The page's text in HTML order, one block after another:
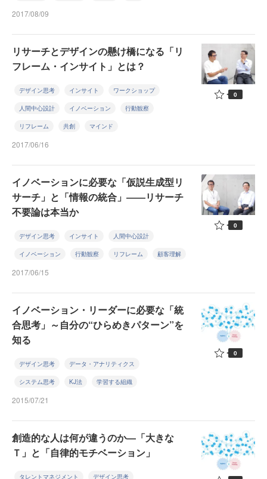
2017/08/09
リサーチとデザインの懸け橋になる「リ
フレーム・インサイト」とは？
デザイン思考 インサイト ワークショップ
人間中心設計 イノベーション 行動観察
リフレーム 共創 マインド
2017/06/16
0
イノベーションに必要な「仮説生成型リ
サーチ」と「情報の統合」――リサーチ
不要論は本当か
デザイン思考 インサイト 人間中心設計
イノベーション 行動観察 リフレーム 顧客理解
2017/06/15
0
イノベーション・リーダーに必要な「統
合思考」～自分の“ひらめきパターン”を
知る
デザイン思考 データ・アナリティクス
システム思考 KJ法 学習する組織
2015/07/21
0
創造的な人は何が違うのか―「大きな
Ｔ」と「自律的モチベーション」
タレントマネジメント デザイン思考